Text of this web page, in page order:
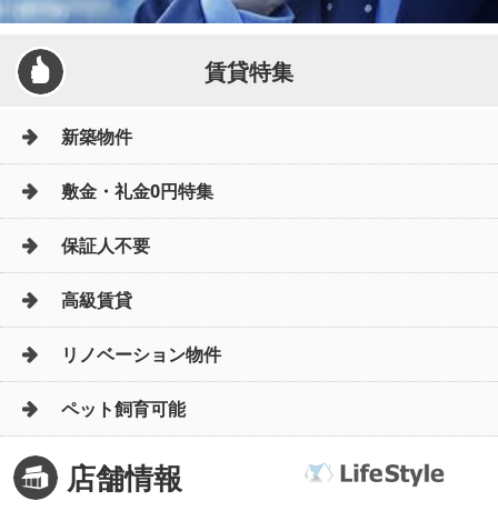
賃貸特集
新築物件
敷金・礼金0円特集
保証人不要
高級賃貸
リノベーション物件
ペット飼育可能
店舗情報